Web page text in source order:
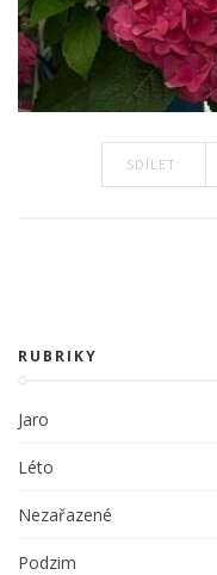
SDÍLET:
RUBRIKY
Jaro
Léto
Nezařazené
Podzim